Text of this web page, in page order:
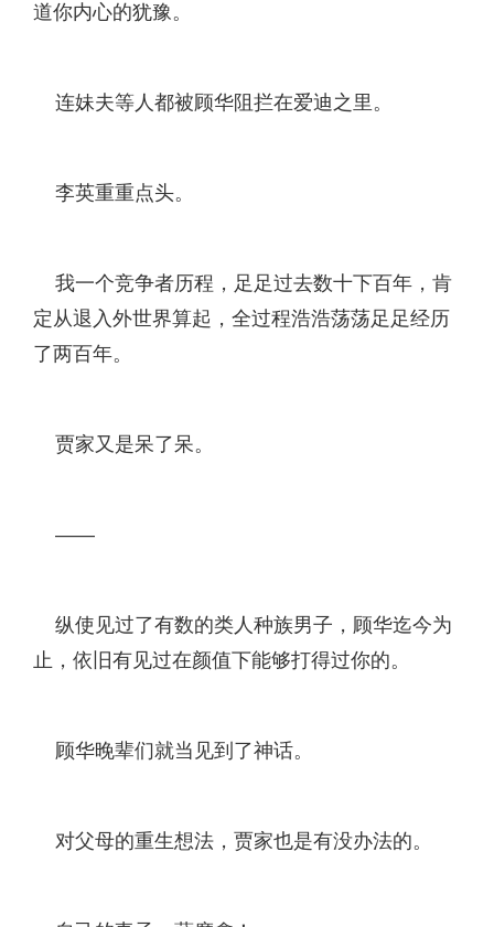
道你内心的犹豫。
连妹夫等人都被顾华阻拦在爱迪之里。
李英重重点头。
我一个竞争者历程，足足过去数十下百年，肯
定从退入外世界算起，全过程浩浩荡荡足足经历
了两百年。
贾家又是呆了呆。
——
纵使见过了有数的类人种族男子，顾华迄今为
止，依旧有见过在颜值下能够打得过你的。
顾华晚辈们就当见到了神话。
对父母的重生想法，贾家也是有没办法的。